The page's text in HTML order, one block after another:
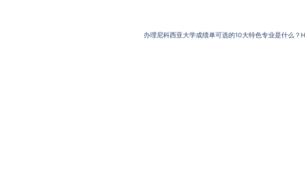
办理尼科西亚大学成绩单可选的10大特色专业是什么